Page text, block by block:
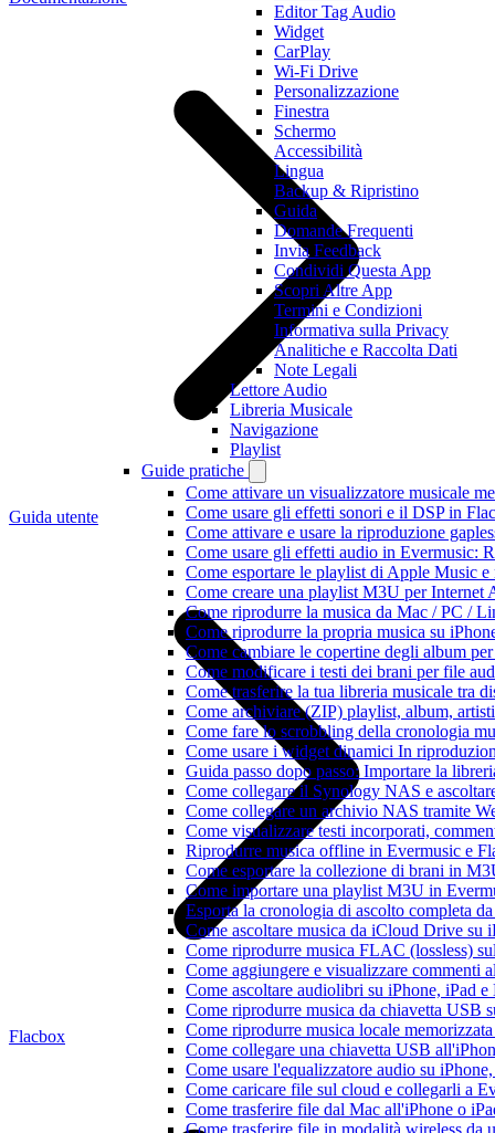
Editor Tag Audio
Widget
CarPlay
Wi-Fi Drive
Personalizzazione
Finestra
Schermo
Accessibilità
Lingua
Backup & Ripristino
Guida
Domande Frequenti
Invia Feedback
Condividi Questa App
Scopri Altre App
Termini e Condizioni
Informativa sulla Privacy
Analitiche e Raccolta Dati
Note Legali
Lettore Audio
Libreria Musicale
Navigazione
Playlist
Guide pratiche
Come attivare un visualizzatore musicale
Come usare gli effetti sonori e il DSP in
Come attivare e usare la riproduzione
Come usare gli effetti audio in Evermusic:
Come esportare le playlist di Apple Music
Come creare una playlist M3U per
Come riprodurre la musica da Mac / PC /
Come riprodurre la propria musica su
Come cambiare le copertine degli album
Come modificare i testi dei brani per file
Come trasferire la tua libreria musicale tra
Come archiviare (ZIP) playlist, album,
Come fare lo scrobbling della cronologia
Come usare i widget dinamici In
Guida passo dopo passo: Importare la
Come collegare il Synology NAS e
Come collegare un archivio NAS tramite
Come visualizzare testi incorporati,
Riprodurre musica offline in Evermusic e
Come esportare la collezione di brani in
Come importare una playlist M3U in
Esporta la cronologia di ascolto completa
Come ascoltare musica da iCloud Drive su
Come riprodurre musica FLAC (lossless)
Come aggiungere e visualizzare commenti
Come ascoltare audiolibri su iPhone, iPad
Come riprodurre musica da chiavetta USB
Come riprodurre musica locale
Come collegare una chiavetta USB
Come usare l'equalizzatore audio su
Come caricare file sul cloud e collegarli a
Come trasferire file dal Mac all'iPhone o
Come trasferire file in modalità wireless da
Guida utente
Flacbox